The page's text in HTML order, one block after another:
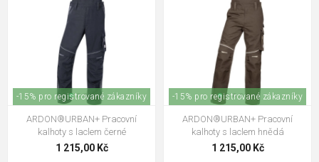
-15% pro registrované zákazníky
ARDON®URBAN+ Pracovní
kalhoty s laclem černé
1 215,00 Kč
-15% pro registrované zákazníky
ARDON®URBAN+ Pracovní
kalhoty s laclem hnědá
1 215,00 Kč